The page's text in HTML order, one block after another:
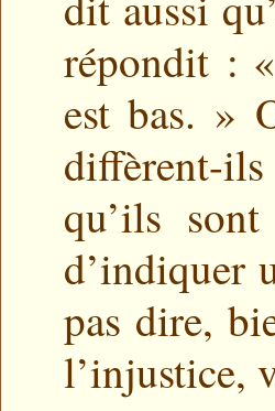
répondit :
est bas. »
diffèrent-
qu’ils
d’indiquer
pas dire,
l’injustice,